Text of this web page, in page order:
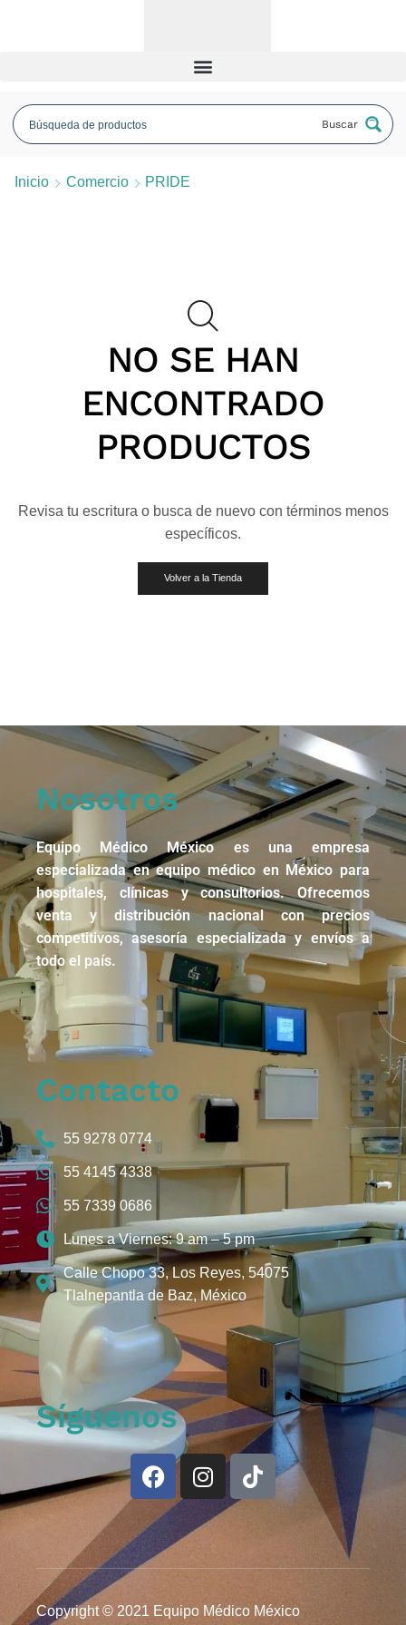
Buscar
Inicio Comercio PRIDE
NO SE HAN
ENCONTRADO
PRODUCTOS
Revisa tu escritura o busca de nuevo con términos menos
específicos.
Volver a la Tienda
Nosotros
Equipo Médico México es una empresa
especializada en equipo médico en México para
hospitales, clínicas y consultorios. Ofrecemos
venta y distribución nacional con precios
competitivos, asesoría especializada y envíos a
todo el país.
Contacto
55 9278 0774
55 4145 4338
55 7339 0686
Lunes a Viernes: 9 am – 5 pm
Calle Chopo 33, Los Reyes, 54075
Tlalnepantla de Baz, México
Síguenos
Copyright © 2021 Equipo Médico México